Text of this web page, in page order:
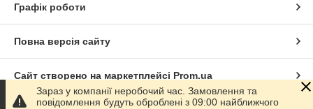
Графік роботи
Повна версія сайту
Сайт створено на маркетплейсі Prom.ua
Зараз у компанії неробочий час. Замовлення та
повідомлення будуть оброблені з 09:00 найближчого